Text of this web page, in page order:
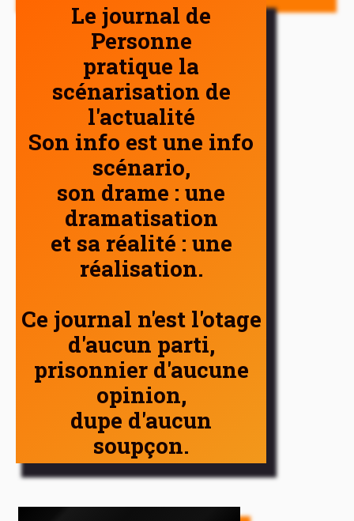
Le journal de
Personne
pratique la
scénarisation de
l'actualité
Son info est une info
scénario,
son drame : une
dramatisation
et sa réalité : une
réalisation.
Ce journal n'est l'otage
d'aucun parti,
prisonnier d'aucune
opinion,
dupe d'aucun
soupçon.